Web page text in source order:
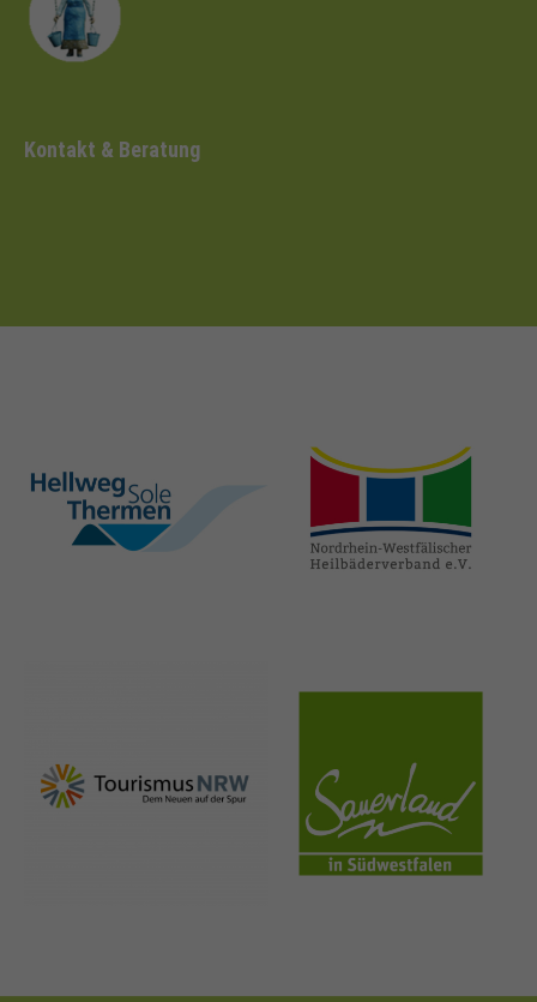
Kontakt & Beratung
hellweg-sole-
thermen.de
heilbaeder.de
nrw-
tourismus.de
sauerland.co
m